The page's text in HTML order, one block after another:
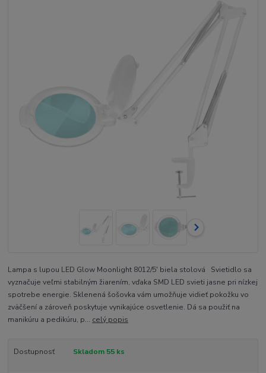
Lampa s lupou LED Glow Moonlight 8012/5' biela stolová Svietidlo sa
vyznačuje veľmi stabilným žiarením, vďaka SMD LED svieti jasne pri nízkej
spotrebe energie. Sklenená šošovka vám umožňuje vidieť pokožku vo
zväčšení a zároveň poskytuje vynikajúce osvetlenie. Dá sa použiť na
manikúru a pedikúru, p... celý popis
Dostupnosť Skladom 55 ks